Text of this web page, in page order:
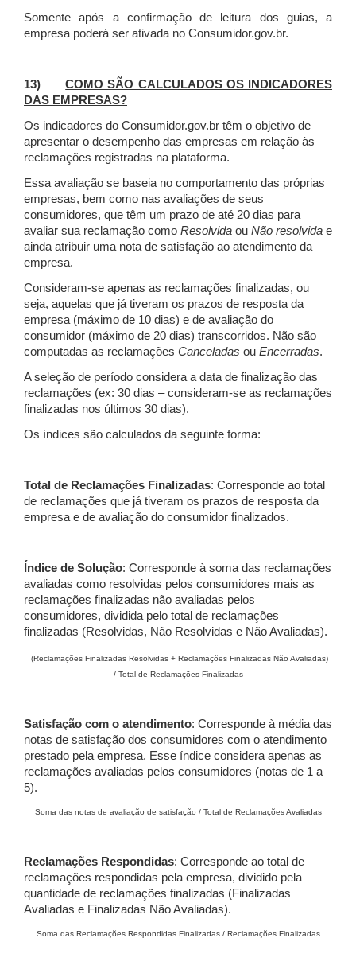
Somente após a confirmação de leitura dos guias, a
empresa poderá ser ativada no Consumidor.gov.br.
13)COMO SÃO CALCULADOS OS INDICADORES
DAS EMPRESAS?
Os indicadores do Consumidor.gov.br têm o objetivo de
apresentar o desempenho das empresas em relação às
reclamações registradas na plataforma.
Essa avaliação se baseia no comportamento das próprias
empresas, bem como nas avaliações de seus
consumidores, que têm um prazo de até 20 dias para
avaliar sua reclamação como Resolvida ou Não resolvida e
ainda atribuir uma nota de satisfação ao atendimento da
empresa.
Consideram-se apenas as reclamações finalizadas, ou
seja, aquelas que já tiveram os prazos de resposta da
empresa (máximo de 10 dias) e de avaliação do
consumidor (máximo de 20 dias) transcorridos. Não são
computadas as reclamações Canceladas ou Encerradas.
A seleção de período considera a data de finalização das
reclamações (ex: 30 dias – consideram-se as reclamações
finalizadas nos últimos 30 dias).
Os índices são calculados da seguinte forma:
Total de Reclamações Finalizadas: Corresponde ao total
de reclamações que já tiveram os prazos de resposta da
empresa e de avaliação do consumidor finalizados.
Índice de Solução: Corresponde à soma das reclamações
avaliadas como resolvidas pelos consumidores mais as
reclamações finalizadas não avaliadas pelos
consumidores, dividida pelo total de reclamações
finalizadas (Resolvidas, Não Resolvidas e Não Avaliadas).
(Reclamações Finalizadas Resolvidas + Reclamações Finalizadas Não Avaliadas)
/ Total de Reclamações Finalizadas
Satisfação com o atendimento: Corresponde à média das
notas de satisfação dos consumidores com o atendimento
prestado pela empresa. Esse índice considera apenas as
reclamações avaliadas pelos consumidores (notas de 1 a
5).
Soma das notas de avaliação de satisfação / Total de Reclamações Avaliadas
Reclamações Respondidas: Corresponde ao total de
reclamações respondidas pela empresa, dividido pela
quantidade de reclamações finalizadas (Finalizadas
Avaliadas e Finalizadas Não Avaliadas).
Soma das Reclamações Respondidas Finalizadas / Reclamações Finalizadas